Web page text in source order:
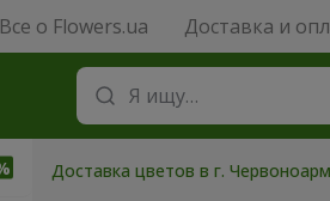
Все о Flowers.ua Доставка и
Доставка цветов в г.